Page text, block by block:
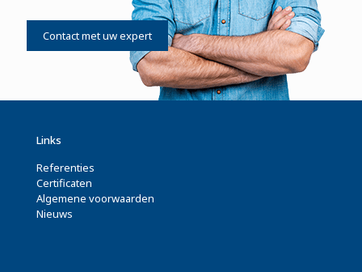
Contact met uw expert
Links
Referenties
Certificaten
Algemene voorwaarden
Nieuws